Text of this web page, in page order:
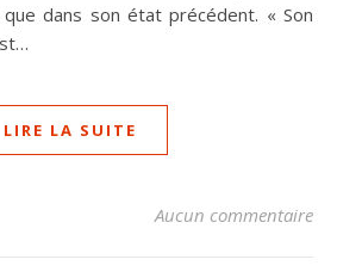
que dans son état précédent. « Son
LIRE LA SUITE
Aucun commentaire